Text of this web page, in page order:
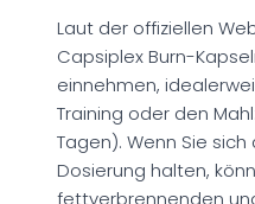
Laut der offiziellen
Capsiplex Burn-
einnehmen,
Training oder den
Tagen). Wenn Sie
Dosierung halten,
fettverbrennenden